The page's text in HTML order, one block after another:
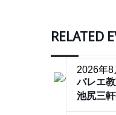
RELATED
2026年8
バレエ
池尻三